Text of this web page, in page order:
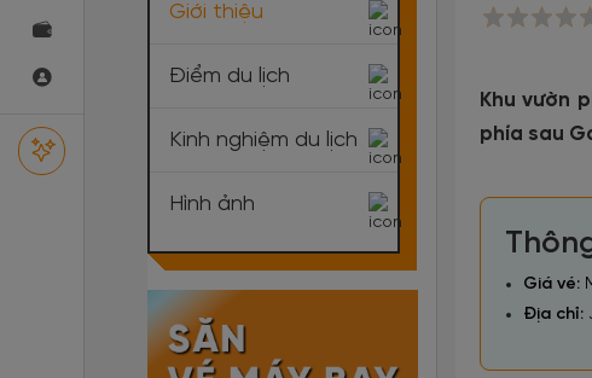
Khu vườn
phía sau
Giá vé:
Địa chỉ:
Giới thiệu
Điểm du lịch
Kinh nghiệm du lịch
Hình ảnh